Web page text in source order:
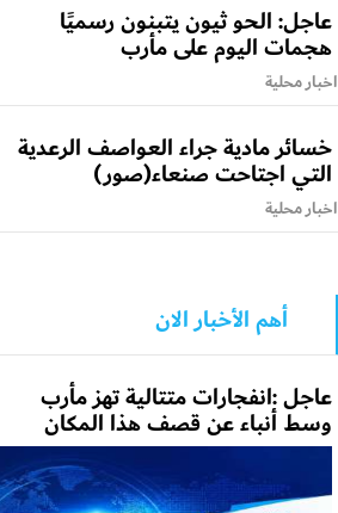
عاجل: الحو ثيون يتبنون رسميًا
هجمات اليوم على مأرب
اخبار محلية
خسائر مادية جراء العواصف الرعدية
التي اجتاحت صنعاء(صور)
اخبار محلية
أهم الأخبار الان
عاجل :انفجارات متتالية تهز مأرب
وسط أنباء عن قصف هذا المكان